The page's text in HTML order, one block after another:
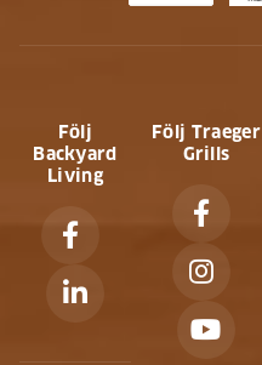
Följ
Backyard
Living
Följ Traeger
Grills